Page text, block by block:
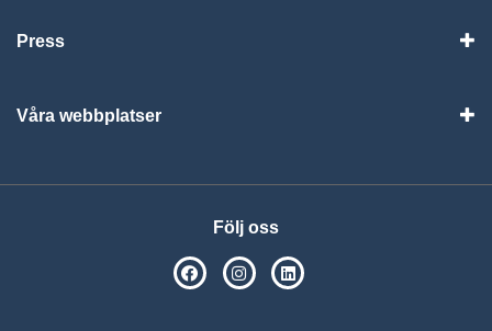
Press
Våra webbplatser
Följ oss
SPSM på Facebook
SPSM på Instagram